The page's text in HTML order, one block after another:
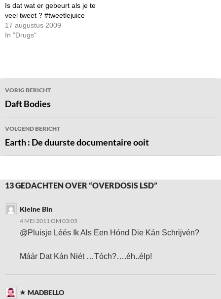
Is dat wat er gebeurt als je te
veel tweet ? #tweetlejuice
17 augustus 2009
In "Drugs"
Bericht
navigatie
VORIG BERICHT
Daft Bodies
VOLGEND BERICHT
Earth : De duurste documentaire ooit
13 GEDACHTEN OVER “OVERDOSIS LSD”
Kleine Bin
4 MEI 2011 OM 03:05
@Pluisje Léés Ik Als Een Hónd Die Kán Schrijvén?
Máár Dat Kán Niét …Tóch?….éh..élp!
MADBELLO